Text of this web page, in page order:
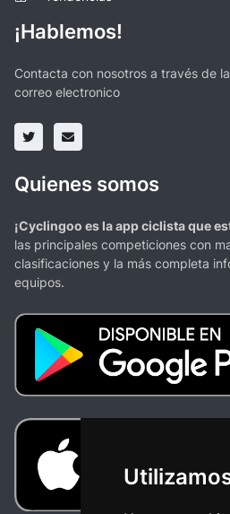
¡Hablemos!
Contacta con nosotros a través de
correo electronico
Quienes somos
¡Cyclingoo es la app ciclista que
las principales competiciones con
clasificaciones y la más completa
equipos.